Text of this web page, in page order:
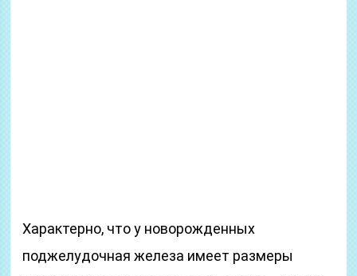
Характерно, что у новорожденных
поджелудочная железа имеет размеры